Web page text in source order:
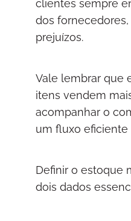
clientes sempre
dos
prejuízos.
Vale lembrar que
itens vendem
acompanhar o
um fluxo
Definir o estoque
dois dados